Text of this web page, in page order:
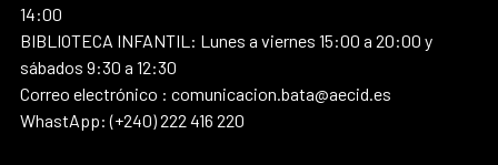
14:00
BIBLIOTECA INFANTIL: Lunes a viernes 15:00 a 20:00 y
sábados 9:30 a 12:30
Correo electrónico : comunicacion.bata@aecid.es
WhastApp: (+240) 222 416 220